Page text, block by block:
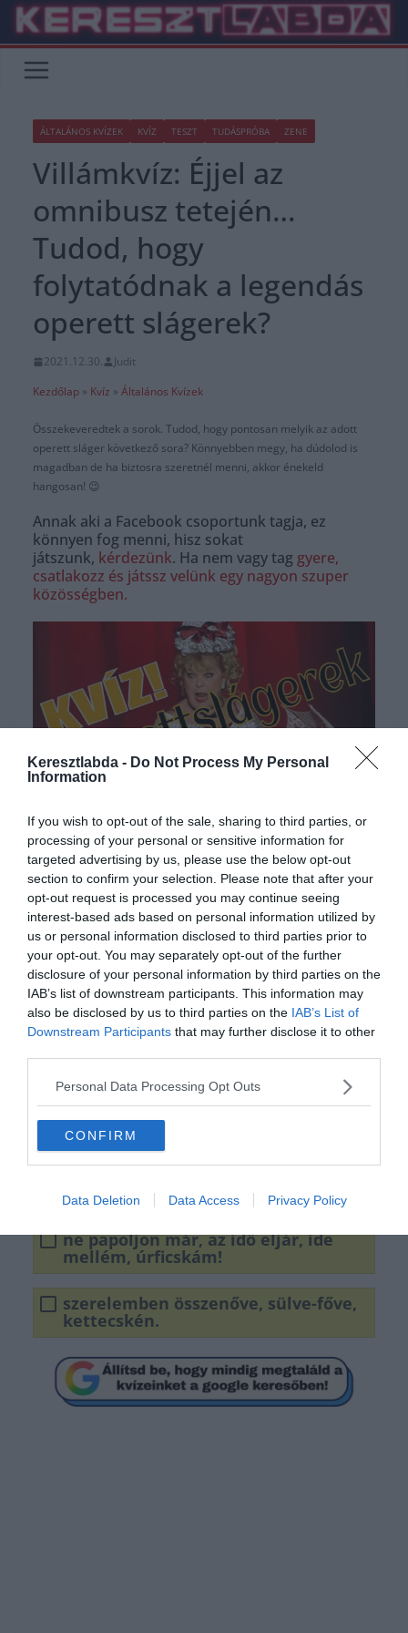
Keresztlabda - Do Not Process My Personal
Information
If you wish to opt-out of the sale, sharing to third parties, or
processing of your personal or sensitive information for
targeted advertising by us, please use the below opt-out
section to confirm your selection. Please note that after your
opt-out request is processed you may continue seeing
interest-based ads based on personal information utilized by
us or personal information disclosed to third parties prior to
your opt-out. You may separately opt-out of the further
disclosure of your personal information by third parties on the
IAB’s list of downstream participants. This information may
also be disclosed by us to third parties on the IAB’s List of
Downstream Participants that may further disclose it to other
Personal Data Processing Opt Outs
CONFIRM
Data Deletion Data Access Privacy Policy
Skip
content
ÁLTALÁNOS KVÍZEK KVÍZ TESZT TUDÁSPRÓBA ZENE
Villámkvíz: Éjjel az
omnibusz tetején…
Tudod, hogy
folytatódnak a legendás
operett slágerek?
2021.12.30.
Judit
Kezdőlap » Kvíz » Általános Kvízek
Összekeveredtek a sorok. Tudod, hogy pontosan melyik az adott
operett sláger következő sora? Könnyebben megy, ha dúdolod is
magadban de ha biztosra szeretnél menni, akkor énekeld
hangosan! 😉
Annak aki a Facebook csoportunk tagja, ez
könnyen fog menni, hisz sokat
játszunk, kérdezünk. Ha nem vagy tag gyere,
csatlakozz és játssz velünk egy nagyon szuper
közösségben.
Hirdetés
Kettecskén, az élet édes
álom kettecskén, ... ...
ne papoljon már, az idő eljár, ide
mellém, úrficskám!
szerelemben összenőve, sülve-főve,
kettecskén.